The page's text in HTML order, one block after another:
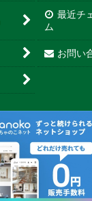
最近チ
ム
お問い